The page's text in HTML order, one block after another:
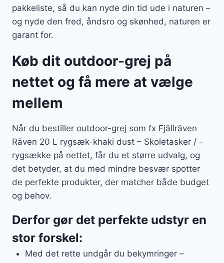
pakkeliste, så du kan nyde din tid ude i naturen –
og nyde den fred, åndsro og skønhed, naturen er
garant for.
Køb dit outdoor-grej på
nettet og få mere at vælge
mellem
Når du bestiller outdoor-grej som fx Fjällräven
Räven 20 L rygsæk-khaki dust – Skoletasker / -
rygsække på nettet, får du et større udvalg, og
det betyder, at du med mindre besvær spotter
de perfekte produkter, der matcher både budget
og behov.
Derfor gør det perfekte udstyr en
stor forskel:
Med det rette undgår du bekymringer –